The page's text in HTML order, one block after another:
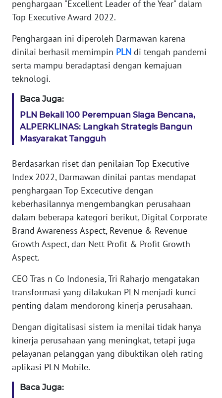
penghargaan "Excellent Leader of the Year" dalam
Top Executive Award 2022.
Penghargaan ini diperoleh Darmawan karena
dinilai berhasil memimpin PLN di tengah pandemi
serta mampu beradaptasi dengan kemajuan
teknologi.
Baca Juga:
PLN Bekali 100 Perempuan Siaga Bencana,
ALPERKLINAS: Langkah Strategis Bangun
Masyarakat Tangguh
Berdasarkan riset dan penilaian Top Executive
Index 2022, Darmawan dinilai pantas mendapat
penghargaan Top Excecutive dengan
keberhasilannya mengembangkan perusahaan
dalam beberapa kategori berikut, Digital Corporate
Brand Awareness Aspect, Revenue & Revenue
Growth Aspect, dan Nett Profit & Profit Growth
Aspect.
CEO Tras n Co Indonesia, Tri Raharjo mengatakan
transformasi yang dilakukan PLN menjadi kunci
penting dalam mendorong kinerja perusahaan.
Dengan digitalisasi sistem ia menilai tidak hanya
kinerja perusahaan yang meningkat, tetapi juga
pelayanan pelanggan yang dibuktikan oleh rating
aplikasi PLN Mobile.
Baca Juga:
KARIR
DISCLAIMER
Wahana
News
WN
SUMUT
JAKARTA
WN
JABAR
WN
BANTEN
WN
KEPRI
WN
PAPUA
WN
PAPUA
BARAT